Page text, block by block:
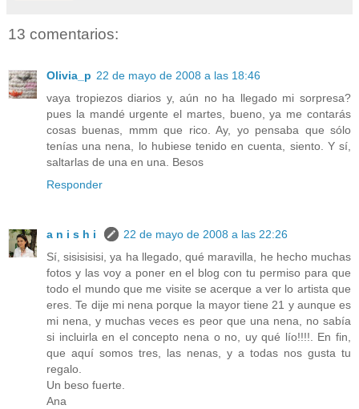
13 comentarios:
Olivia_p 22 de mayo de 2008 a las 18:46
vaya tropiezos diarios y, aún no ha llegado mi sorpresa?
pues la mandé urgente el martes, bueno, ya me contarás
cosas buenas, mmm que rico. Ay, yo pensaba que sólo
tenías una nena, lo hubiese tenido en cuenta, siento. Y sí,
saltarlas de una en una. Besos
Responder
a n i s h i
22 de mayo de 2008 a las 22:26
Sí, sisisisisi, ya ha llegado, qué maravilla, he hecho muchas
fotos y las voy a poner en el blog con tu permiso para que
todo el mundo que me visite se acerque a ver lo artista que
eres. Te dije mi nena porque la mayor tiene 21 y aunque es
mi nena, y muchas veces es peor que una nena, no sabía
si incluirla en el concepto nena o no, uy qué lío!!!!. En fin,
que aquí somos tres, las nenas, y a todas nos gusta tu
regalo.
Un beso fuerte.
Ana